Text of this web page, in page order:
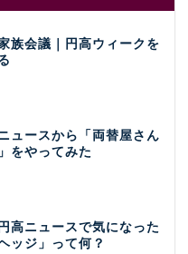
族会議｜円高ウィークを
ュースから「両替屋さん
をやってみた
高ニュースで気になった
ッジ」って何？